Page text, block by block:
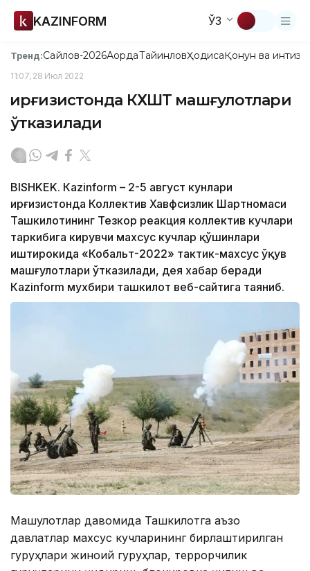
KAZINFORM ЎЗ
Тренд:Сайлов-2026АқордаТайинловҲодисаҚонун ва
11:07, 28 Июл 2022
Қирғизистонда КХШТ машғулотлари
ўтказилади
BISHKEK. Кazinform – 2-5 август кунлари
Қирғизистонда Коллектив Хавфсизлик Шартномаси
Ташкилотининг Тезкор реакция коллектив кучлари
таркибига кирувчи махсус кучлар қўшинлари
иштирокида «Кобальт-2022» тактик-махсус ўқув
машғулотлари ўтказилади, дея хабар беради
Кazinform мухбири ташкилот веб-сайтига таяниб.
Машғулотлар давомида Ташкилотга аъзо
давлатлар махсус кучларининг бирлаштирилган
гуруҳлари жиноий гуруҳлар, террорчилик